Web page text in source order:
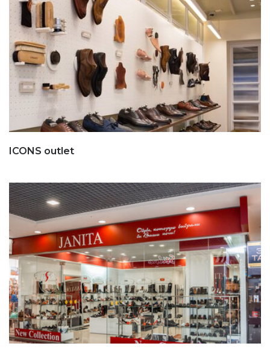
ICONS outlet